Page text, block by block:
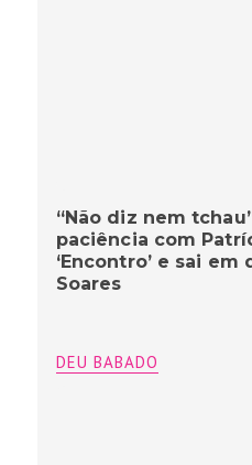
“Não diz nem
paciência com
‘Encontro’ e sai em
Soares
DEU BABADO